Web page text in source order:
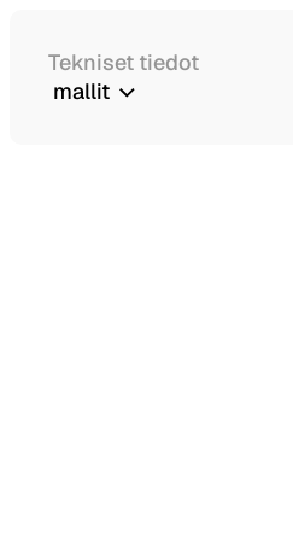
Tekniset tiedot
mallit